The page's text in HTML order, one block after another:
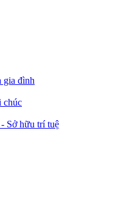
gia đình
chúc
Sở hữu trí tuệ